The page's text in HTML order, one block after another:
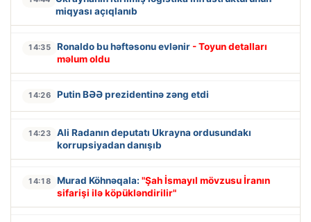
miqyası açıqlanıb
14:35 Ronaldo bu həftəsonu evlənir - Toyun detalları
məlum oldu
14:26 Putin BƏƏ prezidentinə zəng etdi
14:23
Ali Radanın deputatı Ukrayna ordusundakı
korrupsiyadan danışıb
14:18 Murad Köhnəqala: "Şah İsmayıl mövzusu İranın
sifarişi ilə köpükləndirilir"